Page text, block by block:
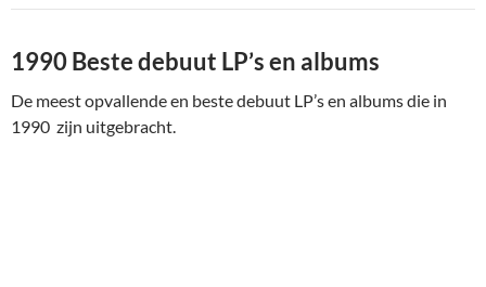
1990 Beste debuut LP’s en albums
De meest opvallende en beste debuut LP’s en albums die in
1990 zijn uitgebracht.